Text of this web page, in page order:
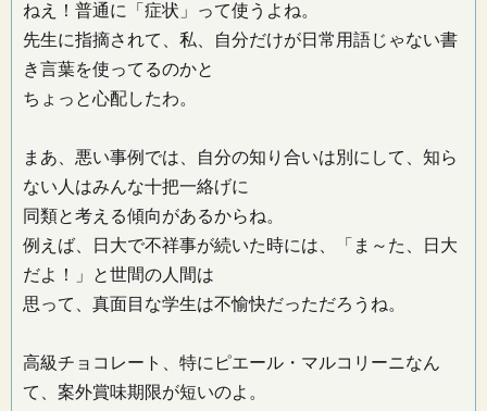
ねえ！普通に「症状」って使うよね。
先生に指摘されて、私、自分だけが日常用語じゃない書
き言葉を使ってるのかと
ちょっと心配したわ。
まあ、悪い事例では、自分の知り合いは別にして、知ら
ない人はみんな十把一絡げに
同類と考える傾向があるからね。
例えば、日大で不祥事が続いた時には、「ま～た、日大
だよ！」と世間の人間は
思って、真面目な学生は不愉快だっただろうね。
高級チョコレート、特にピエール・マルコリーニなん
て、案外賞味期限が短いのよ。